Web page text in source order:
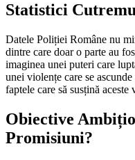
Statistici
Datele Poliției Române nu
dintre care doar o parte au
imaginea unei puteri care
unei violențe care se
faptele care să susțină aceste
Obiective
Promisiuni?